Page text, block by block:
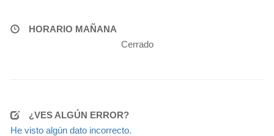
HORARIO MAÑANA
Cerrado
¿VES ALGÚN ERROR?
He visto algún dato incorrecto.